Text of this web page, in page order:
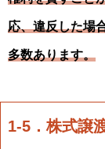
応、違反した場
多数あります。
1-5．株式譲